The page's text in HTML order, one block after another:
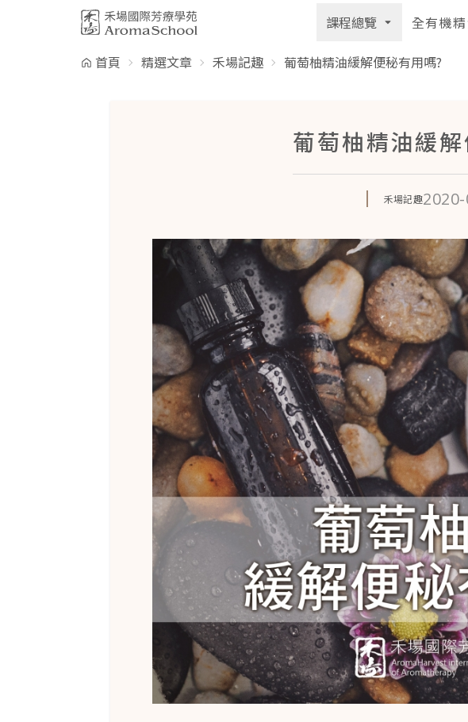
課程總覽 全有機
首頁 精選文章 禾場記趣 葡萄柚精油緩解便秘有用嗎?
葡萄柚精油緩
禾場記趣